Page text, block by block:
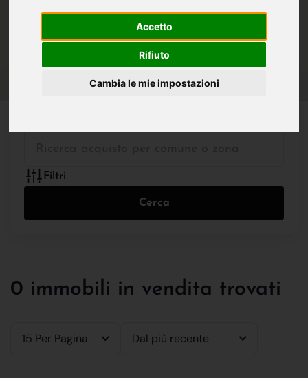
Accetto
Rifiuto
Cambia le mie impostazioni
Filtri
Cerca
0 immobili in vendita trovati
15 Per Pagina Dal più recente